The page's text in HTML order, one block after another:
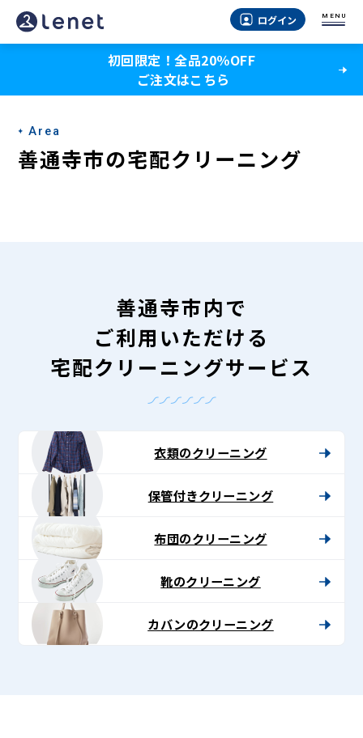
善
通
市
の
宅
ログイン MENU
初回限定！全品20％OFF
ご注文はこちら
Area
善通寺市の宅配クリーニング
善通寺市内で
ご利用いただける
宅配クリーニングサービス
衣類のクリーニング
保管付きクリーニング
布団のクリーニング
靴のクリーニング
カバンのクリーニング